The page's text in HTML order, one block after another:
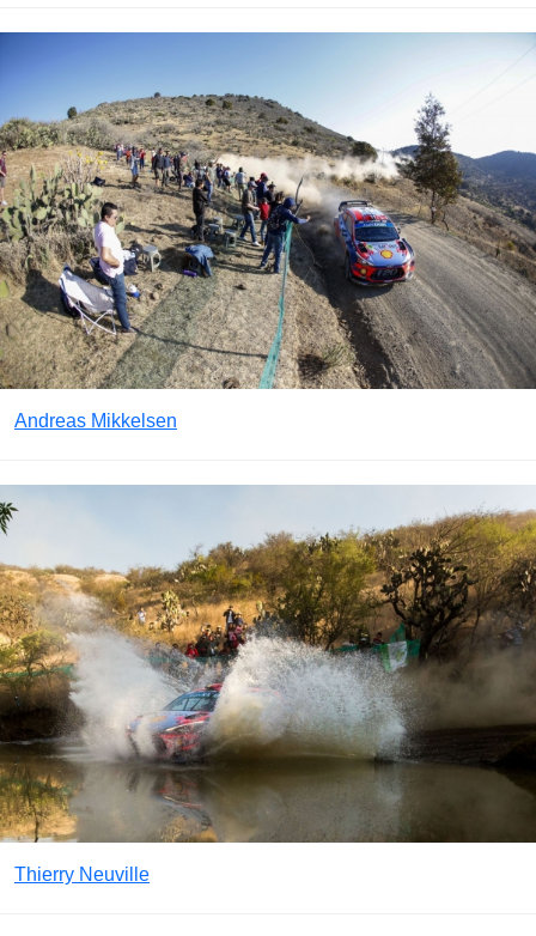
Andreas Mikkelsen
Thierry Neuville